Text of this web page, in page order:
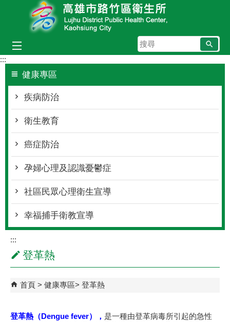
跳到主要內容區塊
搜
尋
:::
健康專區
疾病防治
衛生教育
癌症防治
孕婦心理及認識憂鬱症
社區民眾心理衛生宣導
幸福捕手衛教宣導
:::
登革熱
首頁 健康專區 登革熱
登革熱（Dengue fever）， 是一種由登革病毒所引起的急性